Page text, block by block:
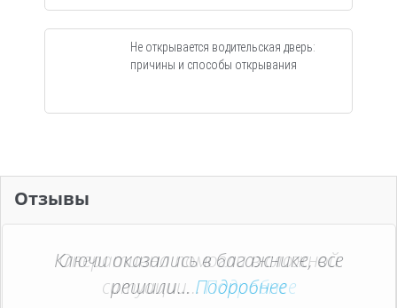
Не открывается водительская дверь:
причины и способы открывания
Отзывы
Ключи оказались в багажнике, все
решили...Подробнее
Оперативно помогли в сложной
ситуации...Подробнее